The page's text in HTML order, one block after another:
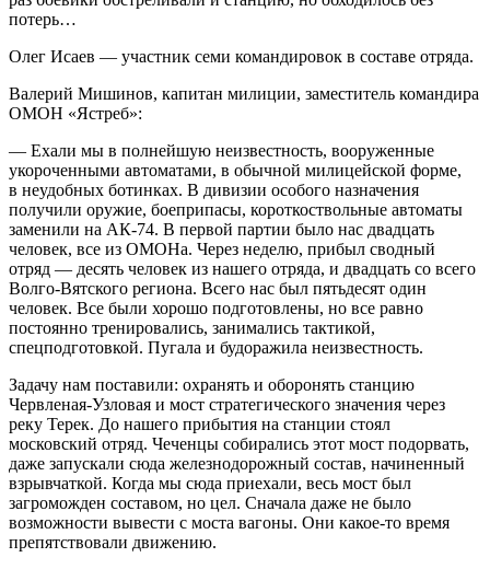
потерь…
Олег Исаев — участник семи командировок в составе отряда.
Валерий Мишинов, капитан милиции, заместитель командира
ОМОН «Ястреб»:
— Ехали мы в полнейшую неизвестность, вооруженные
укороченными автоматами, в обычной милицейской форме,
в неудобных ботинках. В дивизии особого назначения
получили оружие, боеприпасы, короткоствольные автоматы
заменили на АК-74. В первой партии было нас двадцать
человек, все из ОМОНа. Через неделю, прибыл сводный
отряд — десять человек из нашего отряда, и двадцать со всего
Волго-Вятского региона. Всего нас был пятьдесят один
человек. Все были хорошо подготовлены, но все равно
постоянно тренировались, занимались тактикой,
спецподготовкой. Пугала и будоражила неизвестность.
Задачу нам поставили: охранять и оборонять станцию
Червленая-Узловая и мост стратегического значения через
реку Терек. До нашего прибытия на станции стоял
московский отряд. Чеченцы собирались этот мост подорвать,
даже запускали сюда железнодорожный состав, начиненный
взрывчаткой. Когда мы сюда приехали, весь мост был
загроможден составом, но цел. Сначала даже не было
возможности вывести с моста вагоны. Они какое-то время
препятствовали движению.